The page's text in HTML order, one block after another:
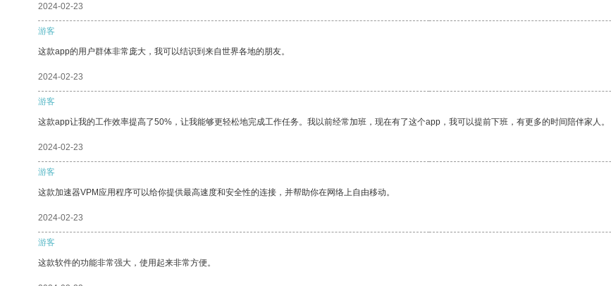
2024-02-23
游客
这款app的用户群体非常庞大，我可以结识到来自世界各地的朋友。
2024-02-23
游客
这款app让我的工作效率提高了50%，让我能够更轻松地完成工作任务。我以前经常加班，现在有了这个app，我可以提前下班，有更多的时间陪伴家人。
2024-02-23
游客
这款加速器VPM应用程序可以给你提供最高速度和安全性的连接，并帮助你在网络上自由移动。
2024-02-23
游客
这款软件的功能非常强大，使用起来非常方便。